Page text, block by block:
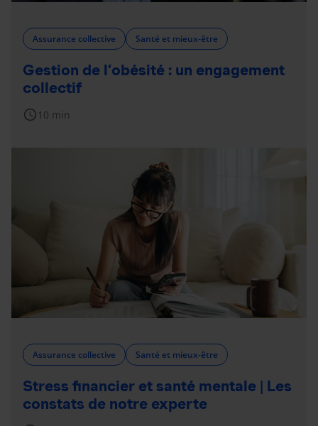
Assurance collective Santé et mieux-être
Gestion de l’obésité : un engagement
collectif
schedule 10 min
Assurance collective Santé et mieux-être
Stress financier et santé mentale | Les
constats de notre experte